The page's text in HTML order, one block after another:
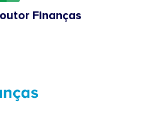
Finanças